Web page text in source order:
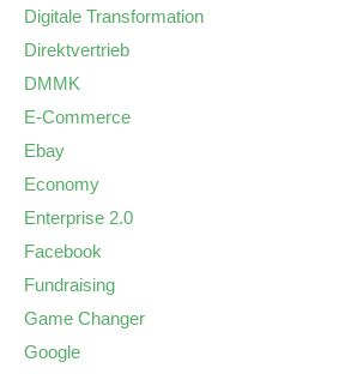
Digitale Transformation
Direktvertrieb
DMMK
E-Commerce
Ebay
Economy
Enterprise 2.0
Facebook
Fundraising
Game Changer
Google